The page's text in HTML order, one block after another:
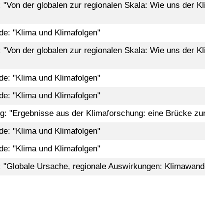
"Von der globalen zur regionalen Skala: Wie uns der
"Klima und Klimafolgen"
"Von der globalen zur regionalen Skala: Wie uns der
"Klima und Klimafolgen"
"Klima und Klimafolgen"
"Ergebnisse aus der Klimaforschung: eine Brücke
"Klima und Klimafolgen"
"Klima und Klimafolgen"
"Globale Ursache, regionale Auswirkungen: